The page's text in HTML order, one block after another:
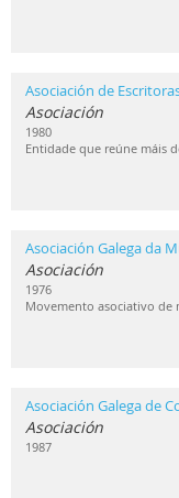
Asociación de
Asociación
1980
Entidade que reúne máis
Asociación Galega da
Asociación
1976
Movemento asociativo de
Asociación Galega de
Asociación
1987